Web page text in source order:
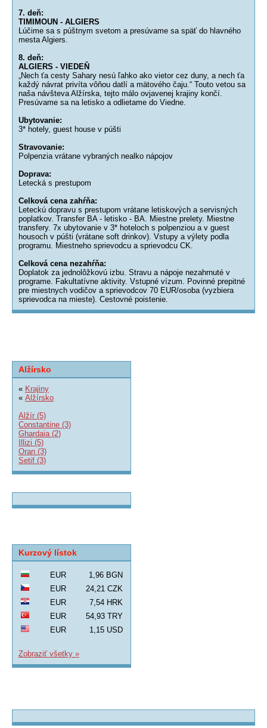
7. deň:
TIMIMOUN - ALGIERS
Lúčime sa s púštnym svetom a presúvame sa späť do hlavného
mesta Algiers.
8. deň:
ALGIERS - VIEDEŇ
„Nech ťa cesty Sahary nesú ľahko ako vietor cez duny, a nech ťa
každý návrat privíta vôňou datlí a mätového čaju.“ Touto vetou sa
naša návšteva Alžírska, tejto málo ovjavenej krajiny končí.
Presúvame sa na letisko a odlietame do Viedne.
Ubytovanie:
3* hotely, guest house v púšti
Stravovanie:
Polpenzia vrátane vybraných nealko nápojov
Doprava:
Letecká s prestupom
Celková cena zahŕňa:
Leteckú dopravu s prestupom vrátane letiskových a servisných
poplatkov. Transfer BA - letisko - BA. Miestne prelety. Miestne
transfery. 7x ubytovanie v 3* hoteloch s polpenziou a v guest
housoch v púšti (vrátane soft drinkov). Vstupy a výlety podla
programu. Miestneho sprievodcu a sprievodcu CK.
Celková cena nezahŕňa:
Doplatok za jednolôžkovú izbu. Stravu a nápoje nezahrnuté v
programe. Fakultatívne aktivity. Vstupné vízum. Povinné prepitné
pre miestnych vodičov a sprievodcov 70 EUR/osoba (vyzbiera
sprievodca na mieste). Cestovné poistenie.
Alžírsko
« Krajiny
« Alžírsko
Alžír (5)
Constantine (3)
Ghardaia (2)
Illizi (5)
Oran (3)
Setif (3)
Kurzový lístok
EUR
1,96 BGN
EUR
24,21 CZK
EUR
7,54 HRK
EUR
54,93 TRY
EUR
1,15 USD
Zobraziť všetky »